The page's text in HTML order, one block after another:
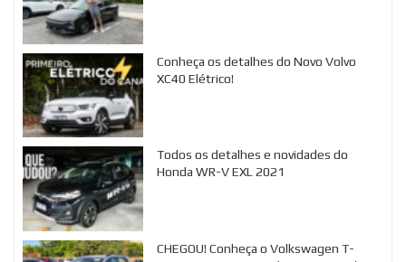
Conheça os detalhes do Novo Volvo
XC40 Elétrico!
Todos os detalhes e novidades do
Honda WR-V EXL 2021
CHEGOU! Conheça o Volkswagen T-